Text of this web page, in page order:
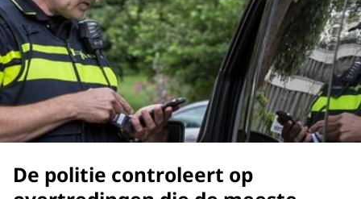
De politie controleert op